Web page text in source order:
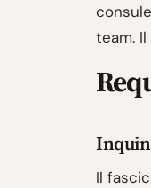
team.
Il